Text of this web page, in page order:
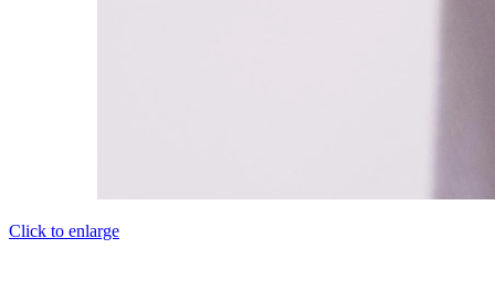
Click to enlarge